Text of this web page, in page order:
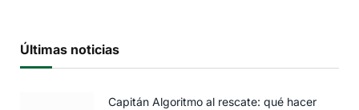
Últimas noticias
Capitán Algoritmo al rescate: qué hacer